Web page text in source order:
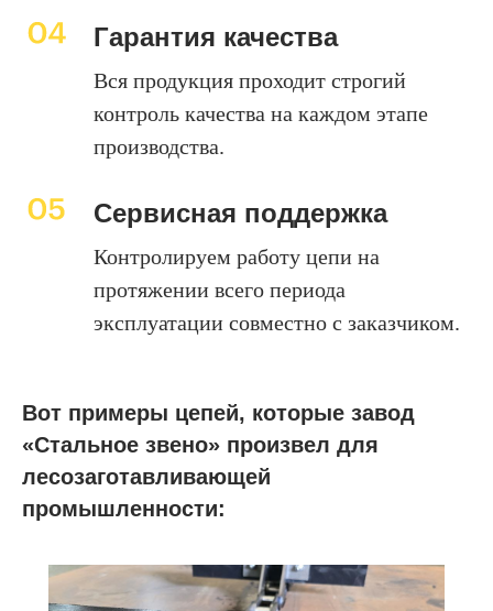
Гарантия качества
Вся продукция проходит строгий
контроль качества на каждом этапе
производства.
Сервисная поддержка
Контролируем работу цепи на
протяжении всего периода
эксплуатации совместно с заказчиком.
Вот примеры цепей, которые завод
«Стальное звено» произвел для
лесозаготавливающей
промышленности: